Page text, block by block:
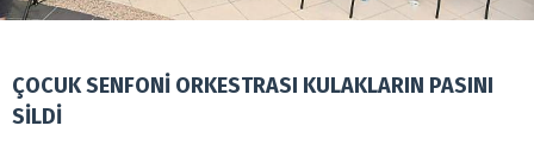
ÇOCUK SENFONİ ORKESTRASI KULAKLARIN PASINI
SİLDİ